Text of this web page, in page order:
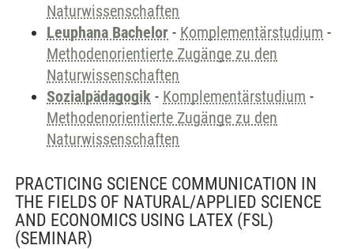
Naturwissenschaften
Leuphana Bachelor - Komplementärstudium -
Methodenorientierte Zugänge zu den
Naturwissenschaften
Sozialpädagogik - Komplementärstudium -
Methodenorientierte Zugänge zu den
Naturwissenschaften
PRACTICING SCIENCE COMMUNICATION IN
THE FIELDS OF NATURAL/APPLIED SCIENCE
AND ECONOMICS USING LATEX (FSL)
(SEMINAR)